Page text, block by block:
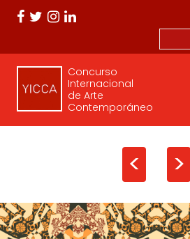
Concurso
Internacional
de Arte
Contemporáneo
< >